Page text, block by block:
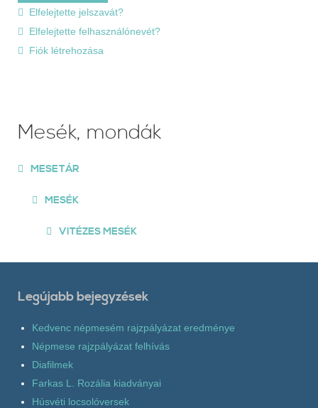
Elfelejtette jelszavát?
Elfelejtette felhasználónevét?
Fiók létrehozása
Mesék, mondák
MESETÁR
MESÉK
VITÉZES MESÉK
Legújabb bejegyzések
Kedvenc népmesém rajzpályázat eredménye
Népmese rajzpályázat felhívás
Diafilmek
Farkas L. Rozália kiadványai
Húsvéti locsolóversek